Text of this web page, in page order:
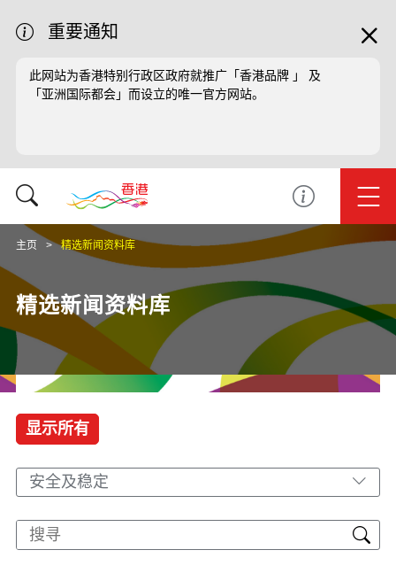
重要通知
此网站为香港特别行政区政府就推广「香港品牌 」 及
「亚洲国际都会」而设立的唯一官方网站。
主页 精选新闻资料库
精选新闻资料库
显示所有
安全及稳定